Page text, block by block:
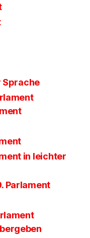
Sprache
in leichter
Parlament